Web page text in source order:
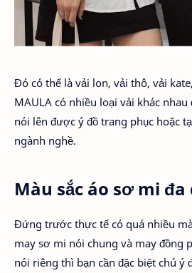
Đó có thể là vải lon, vải thô, vải
MAULA có nhiều loại vải khác nhau
nói lên được ý đồ trang phục hoặc
ngành nghề.
Màu sắc áo sơ mi đa
Đứng trước thực tế có quá nhiều
may sơ mi nói chung và may đồng
nói riêng thì bạn cần đặc biệt chú ý